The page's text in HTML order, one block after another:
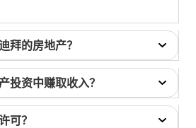
拜的房地产？
投资中赚取收入？
可？